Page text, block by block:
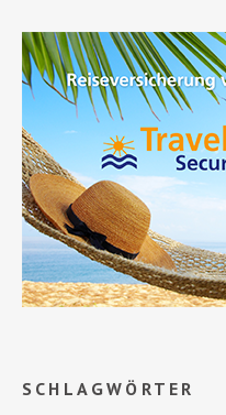
SCHLAGWÖRTER